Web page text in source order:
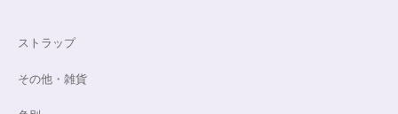
ストラップ
その他・雑貨